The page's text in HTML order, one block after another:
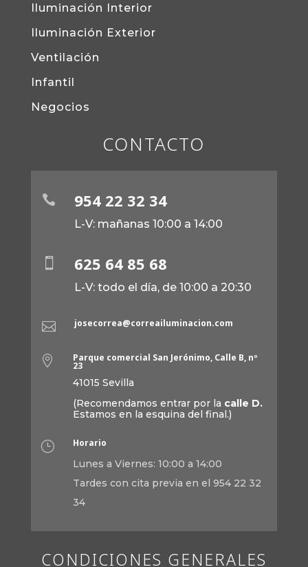
Iluminación Interior
Iluminación Exterior
Ventilación
Infantil
Negocios
CONTACTO
 954 22 32 34
L-V: mañanas 10:00 a 14:00
 625 64 85 68
L-V: todo el día, de 10:00 a 20:30
 josecorrea@correailuminacion.com
 Parque comercial San Jerónimo, Calle B, nº
23
41015 Sevilla
(Recomendamos entrar por la calle D.
Estamos en la esquina del final.)
} Horario
Lunes a Viernes: 10:00 a 14:00
Tardes con cita previa en el 954 22 32
34
CONDICIONES GENERALES